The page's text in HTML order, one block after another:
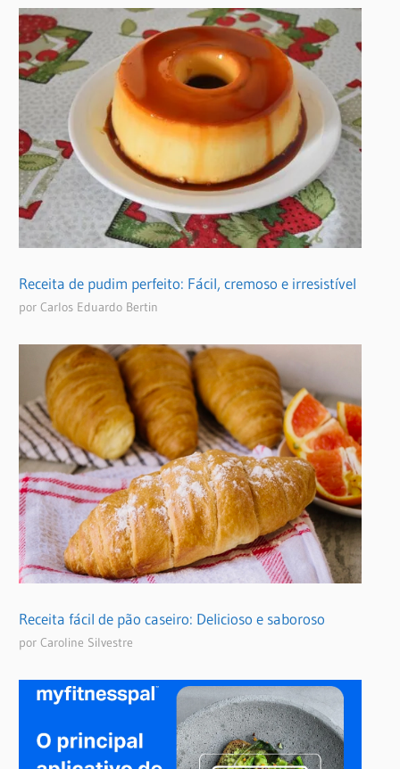
Receita de pudim perfeito: Fácil, cremoso e irresistível
por Carlos Eduardo Bertin
Receita fácil de pão caseiro: Delicioso e saboroso
por Caroline Silvestre